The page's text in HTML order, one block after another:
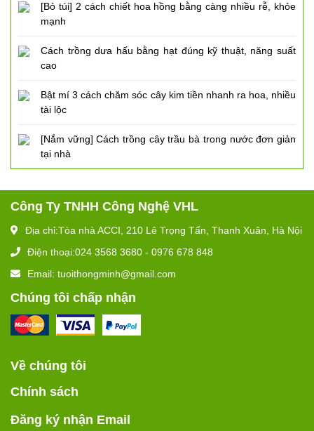
[Bỏ túi] 2 cách chiết hoa hồng bằng càng nhiều rễ, khỏe
mạnh
Cách trồng dưa hấu bằng hạt đúng kỹ thuật, năng suất
cao
Bật mí 3 cách chăm sóc cây kim tiền nhanh ra hoa, nhiều
tài lộc
[Nắm vững] Cách trồng cây trầu bà trong nước đơn giản
tại nhà
Công Ty TNHH Công Nghệ VHL
Địa chỉ:Tòa nhà ACCI, 210 Lê Trọng Tấn, Thanh Xuân, Hà Nội
Điện thoại:024 3568 3680 - 0976 678 848
Email: tuoithongminh@gmail.com
Chúng tôi chấp nhận
Về chúng tôi
Chính sách
Đăng ký nhận Email